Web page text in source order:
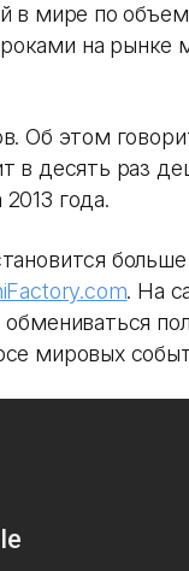
в мире по
на рынке
Об этом
в десять раз
года.
больше
. На
мировых